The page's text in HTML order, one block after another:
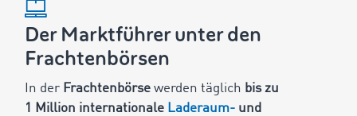
Der Marktführer unter den
Frachtenbörsen
In der Frachtenbörse werden täglich bis zu
1 Million internationale Laderaum- und